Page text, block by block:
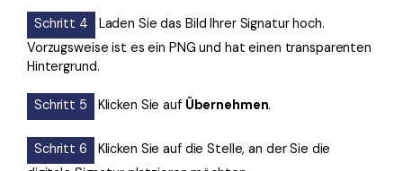
Schritt 4
Laden Sie das Bild Ihrer Signatur hoch.
Vorzugsweise ist es ein PNG und hat einen transparenten
Hintergrund.
Schritt 5 Klicken Sie auf Übernehmen.
Schritt 6
Klicken Sie auf die Stelle, an der Sie die